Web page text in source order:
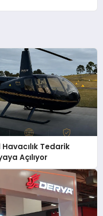
Tedarik
Açılıyor